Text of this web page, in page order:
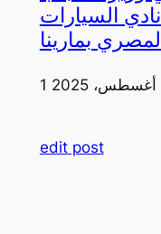
السيارات
بمارينا
1 أغسطس، 2025
edit post